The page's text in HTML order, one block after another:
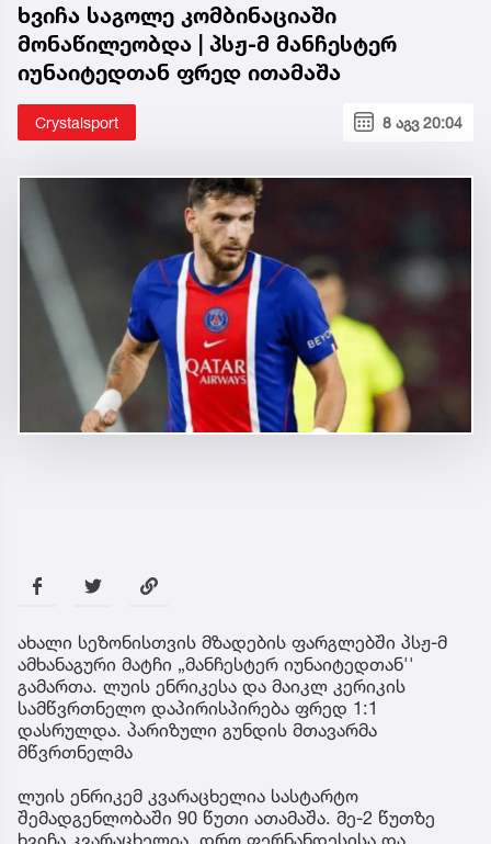
ხვიჩა საგოლე კომბინაციაში
მონაწილეობდა | პსჟ-მ მანჩესტერ
იუნაიტედთან ფრედ ითამაშა
Crystalsport 8 აგვ 20:04
ახალი სეზონისთვის მზადების ფარგლებში პსჟ-მ
ამხანაგური მატჩი „მანჩესტერ იუნაიტედთან''
გამართა. ლუის ენრიკესა და მაიკლ კერიკის
სამწვრთნელო დაპირისპირება ფრედ 1:1
დასრულდა. პარიზული გუნდის მთავარმა
მწვრთნელმა
ლუის ენრიკემ კვარაცხელია სასტარტო
შემადგენლობაში 90 წუთი ათამაშა. მე-2 წუთზე